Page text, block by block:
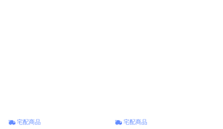
宅配商品 宅配商品